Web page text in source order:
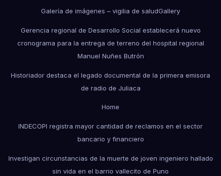
Galería de imágenes – vigilia de saludGallery
Gerencia regional de Desarrollo Social establecerá nuevo
cronograma para la entrega de terreno del hospital regional
Manuel Nuñes Butrón
Historiador destaca el legado documental de la primera emisora
de radio de Juliaca
Home
INDECOPI registra mayor cantidad de reclamos en el sector
bancario y financiero
Investigan circunstancias de la muerte de joven ingeniero hallado
sin vida en el barrio vallecito de Puno